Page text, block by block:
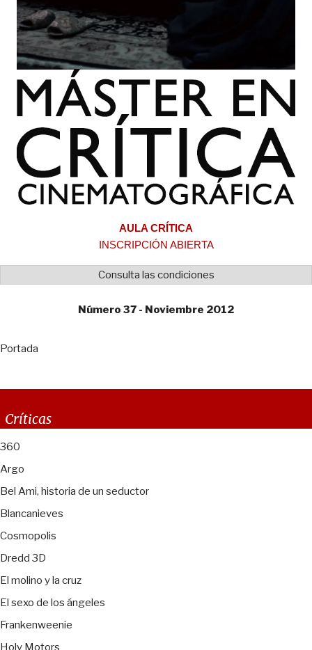
AULA CRÍTICA
INSCRIPCIÓN ABIERTA
Consulta las condiciones
Número 37 - Noviembre 2012
Portada
Críticas
360
Argo
Bel Ami, historia de un seductor
Blancanieves
Cosmopolis
Dredd 3D
El molino y la cruz
El sexo de los ángeles
Frankenweenie
Holy Motors